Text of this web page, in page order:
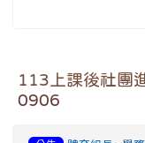
113上課後社團
0906